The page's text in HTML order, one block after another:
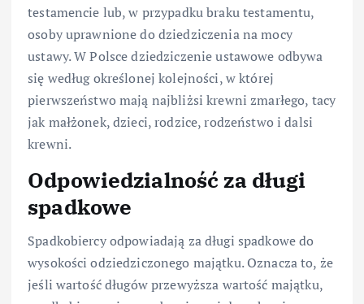
testamencie lub, w przypadku braku testamentu,
osoby uprawnione do dziedziczenia na mocy
ustawy. W Polsce dziedziczenie ustawowe odbywa
się według określonej kolejności, w której
pierwszeństwo mają najbliżsi krewni zmarłego, tacy
jak małżonek, dzieci, rodzice, rodzeństwo i dalsi
krewni.
Odpowiedzialność za długi
spadkowe
Spadkobiercy odpowiadają za długi spadkowe do
wysokości odziedziczonego majątku. Oznacza to, że
jeśli wartość długów przewyższa wartość majątku,